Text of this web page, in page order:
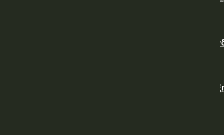
Γαλλική «ψήφος εμπιστοσύνης» στην ηλεκτρική
Viohalco: Εκτόξευση 62% στα κέρδη και ισχυρή